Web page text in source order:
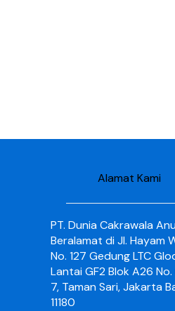
Alamat Kami
PT. Dunia Cakrawala
Beralamat di Jl. Hayam
No. 127 Gedung LTC
Lantai GF2 Blok A26
7, Taman Sari, Jakarta
11180